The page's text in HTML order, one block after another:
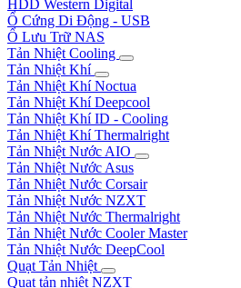
HDD Western Digital
Ổ Cứng Di Động - USB
Ổ Lưu Trữ NAS
Tản Nhiệt Cooling
Tản Nhiệt Khí
Tản Nhiệt Khí Noctua
Tản Nhiệt Khí Deepcool
Tản Nhiệt Khí ID - Cooling
Tản Nhiệt Khí Thermalright
Tản Nhiệt Nước AIO
Tản Nhiệt Nước Asus
Tản Nhiệt Nước Corsair
Tản Nhiệt Nước NZXT
Tản Nhiệt Nước Thermalright
Tản Nhiệt Nước Cooler Master
Tản Nhiệt Nước DeepCool
Quạt Tản Nhiệt
Quạt tản nhiệt NZXT